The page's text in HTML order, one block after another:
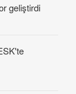
geliştirdi